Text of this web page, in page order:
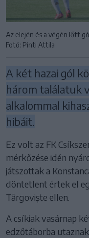
Az elején és a végén lőtt
Fotó: Pinti Attila
A két hazai gól
három találatuk
alkalommal
hibáit.
Ez volt az FK
mérkőzése idén
játszottak a
döntetlent értek el
Târgoviște ellen.
A csíkiak vasárnap
edzőtáborba